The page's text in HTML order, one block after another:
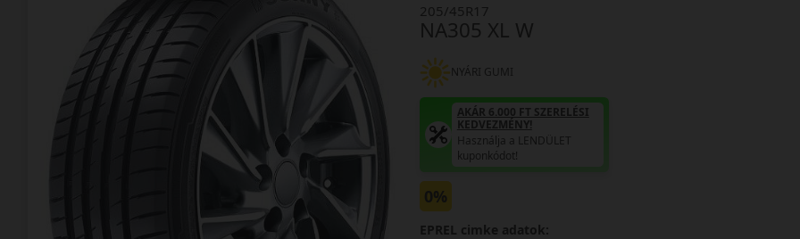
NA305 XL W
205/45R17
NYÁRI GUMI
AKÁR 6.000 FT SZERELÉSI
KEDVEZMÉNY!
Használja a LENDÜLET
kuponkódot!
0%
EPREL cimke adatok: